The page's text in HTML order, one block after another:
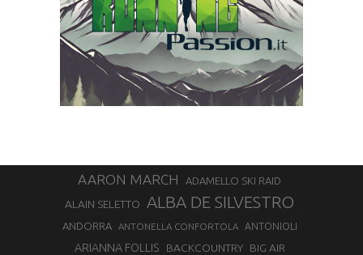
AARON MARCH ADAMELLO SKI RAID
ALAIN SELETTO ALBA DE SILVESTRO
ANDORRA ANTONELLA CONFORTOLA ANTONIOLI
ARIANNA FOLLIS BACKCOUNTRY BIG AIR